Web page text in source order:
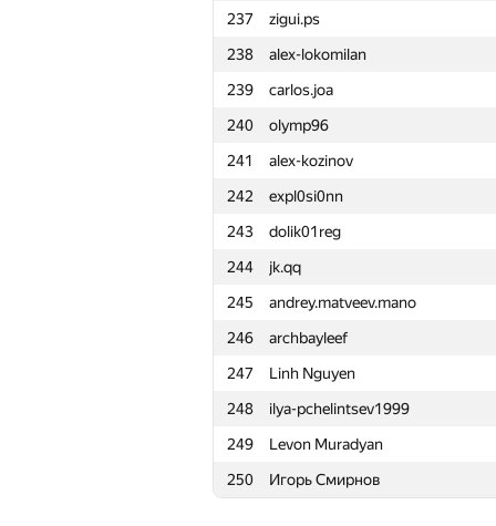
237
zigui.ps
238
alex-lokomilan
239
carlos.joa
240
olymp96
241
alex-kozinov
242
expl0si0nn
243
dolik01reg
244
jk.qq
245
andrey.matveev.mano
246
archbayleef
247
Linh Nguyen
248
ilya-pchelintsev1999
249
Levon Muradyan
250
Игорь Смирнов
214
makcum888w
215
bunosbb
216
halin.george
217
vazgen-98
218
Denzed
219
kostya.elenik
220
crowned.clown-kate
221
vntshh
222
neeleshsinha
223
Sergey Bondarenko
224
Milad Rezaei
225
binvua925
226
dergach
227
mzuenni